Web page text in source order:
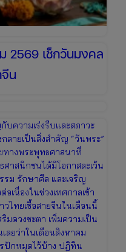
2569 เช็กวันมงคล
น
ความเร่งรีบและสภาวะ
ลายเป็นสิ่งสำคัญ “วันพระ”
ทางพระพุทธศาสนาที่
าสนิกชนได้มีโอกาสละเว้น
รม รักษาศีล และเจริญ
เนื่องในช่วงเทศกาลเข้า
ไทยเชื้อสายจีนในเดือนนี้
มดวงชะตา เพิ่มความเป็น
ลยว่าในเดือนสิงหาคม
ปักหมุดไว้บ้าง ปฏิทิน